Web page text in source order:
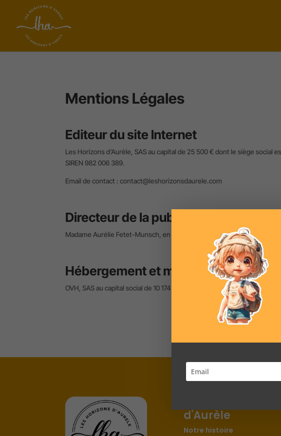
Mentions Légales
Editeur du site Internet
Les Horizons d’Aurèle, SAS au capital de 25 500 € dont le siège social
SIREN 982 006 389.
Email de contact : contact@leshorizonsdaurele.com
Directeur de la publication
Madame Aurélie Fetet-Munsch, en sa qualité de Président.
Hébergement et moyens techniques
OVH, SAS au capital social de 10 174 560 €, dont le siège social est
d'Aurèle
Notre histoire